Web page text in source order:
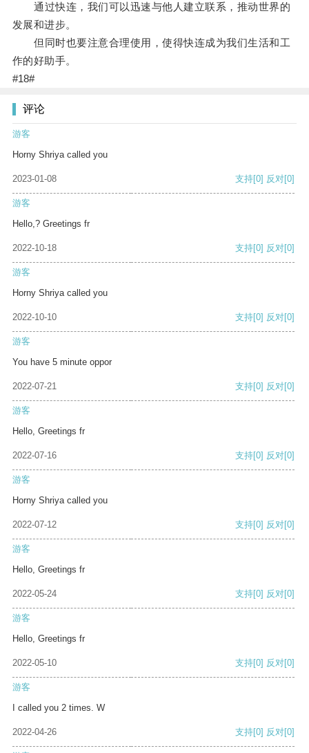
通过快连，我们可以迅速与他人建立联系，推动世界的
发展和进步。
但同时也要注意合理使用，使得快连成为我们生活和工
作的好助手。
#18#
评论
游客
Horny Shriya called you
2023-01-08 支持[0] 反对[0]
游客
Hello,? Greetings fr
2022-10-18 支持[0] 反对[0]
游客
Horny Shriya called you
2022-10-10 支持[0] 反对[0]
游客
You have 5 minute oppor
2022-07-21 支持[0] 反对[0]
游客
Hello, Greetings fr
2022-07-16 支持[0] 反对[0]
游客
Horny Shriya called you
2022-07-12 支持[0] 反对[0]
游客
Hello, Greetings fr
2022-05-24 支持[0] 反对[0]
游客
Hello, Greetings fr
2022-05-10 支持[0] 反对[0]
游客
I called you 2 times. W
2022-04-26 支持[0] 反对[0]